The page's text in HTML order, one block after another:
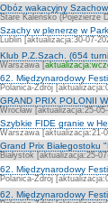
Obóz wakacyjny
Stare Kaleńsko (Pojezierze
Szachy w plenerze w
Lublin [aktualizacja:30-07-
Klub P.Z.Szach. (654
Warszawa [
62. Międzynarodowy
Polanica-Zdrój
GRAND PRIX POLONII
Wrocław [aktualizacja:25-05-
Szybkie FIDE granie w
Warszawa [aktualizacja:21-
Grand Prix Białegostoku
Białystok [aktualizacja:25-
62. Międzynarodowy
Polanica-Zdrój
62. Międzynarodowy